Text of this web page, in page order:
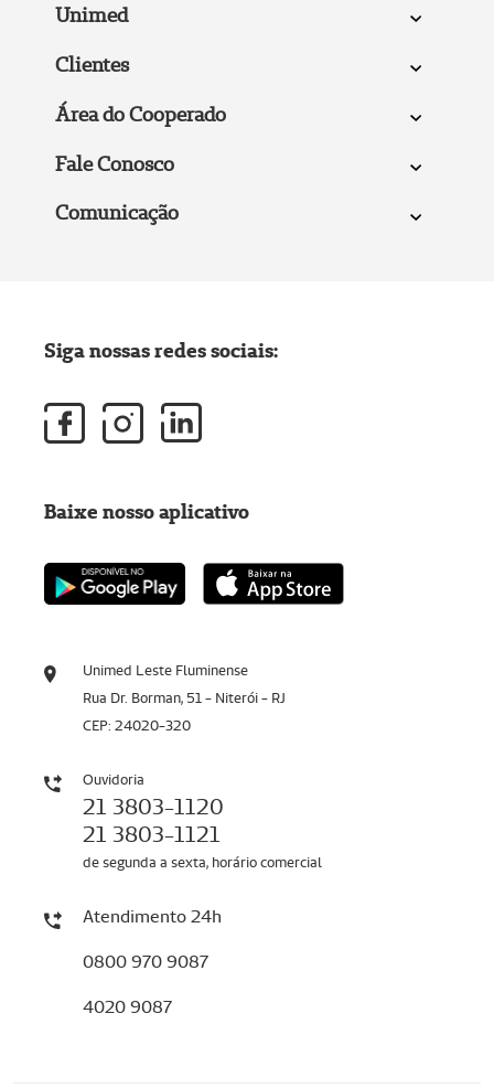
Unimed
Clientes
Área do Cooperado
Fale Conosco
Comunicação
Unimed Leste Fluminense
Rua Dr. Borman, 51 - Niterói - RJ
CEP: 24020-320
Ouvidoria
21 3803-1120
21 3803-1121
de segunda a sexta, horário comercial
Atendimento 24h
0800 970 9087
4020 9087
Siga nossas redes sociais:
Baixe nosso aplicativo